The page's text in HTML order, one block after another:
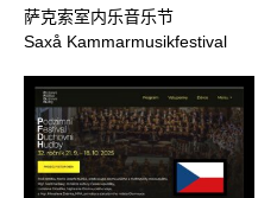
萨克索室内乐音乐节
Saxå Kammarmusikfestival